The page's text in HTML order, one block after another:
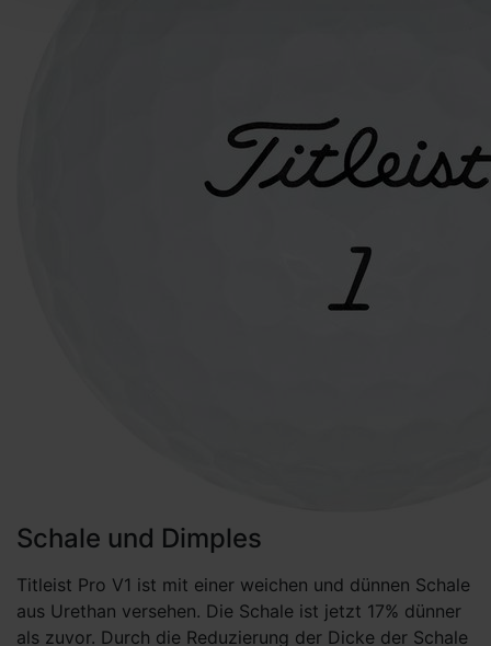
Schale und Dimples
Titleist Pro V1 ist mit einer weichen und dünnen Schale
aus Urethan versehen. Die Schale ist jetzt 17% dünner
als zuvor. Durch die Reduzierung der Dicke der Schale